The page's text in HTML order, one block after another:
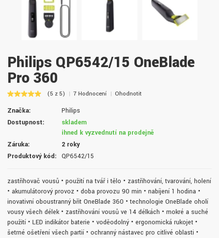
Philips QP6542/15 OneBlade
Pro 360
(5 z 5) 7 Hodnocení Ohodnotit
Značka:
Philips
Dostupnost:
skladem
ihned k vyzvednutí na prodejně
Záruka:
2 roky
Produktový kód:
QP6542/15
zastřihovač vousů • použití na tvář i tělo • zastřihování, tvarování, holení
• akumulátorový provoz • doba provozu 90 min • nabíjení 1 hodina •
inovativní oboustranný břit OneBlade 360 • technologie OneBlade oholí
vousy všech délek • zastřihování vousů ve 14 délkách • mokré a suché
použití • LED indikátor baterie • voděodolný • ergonomická rukojeť •
šetrné ošetření všech partií • ochranný nástavec pro citlivé oblasti •